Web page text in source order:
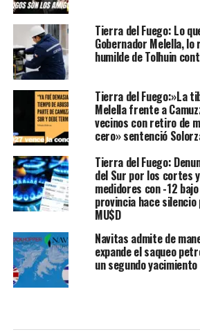
Tierra del Fuego: Lo
Gobernador Melella,
humilde de Tolhuin
Tierra del Fuego:»La
Melella frente a
vecinos con retiro de
cero» sentenció
Tierra del Fuego:
del Sur por los cortes
medidores con -12
provincia hace
MU$D
Navitas admite de
expande el saqueo
un segundo yacimiento